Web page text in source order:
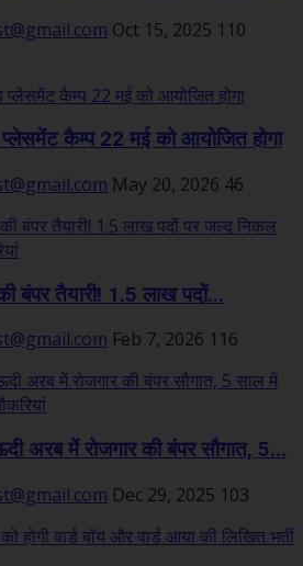
Oct 15, 2025 110
प्लेसमेंट कैम्प 22 मई को आयोजित होगा
May 20, 2026 46
बंपर तैयारी! 1.5 लाख पदों...
Feb 7, 2026 116
अरब में रोजगार की बंपर सौगात, 5...
Dec 29, 2025 103